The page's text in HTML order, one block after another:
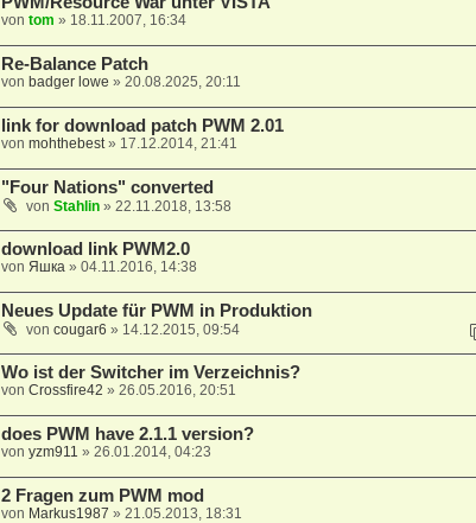
von tom » 18.11.2007, 16:34
Re-Balance Patch
von badger lowe » 20.08.2025, 20:11
link for download patch PWM 2.01
von mohthebest» 17.12.2014, 21:41
"Four Nations" converted
von Stahlin» 22.11.2018, 13:58
download link PWM2.0
von Яшка» 04.11.2016, 14:38
Neues Update für PWM in Produktion
von cougar6 » 14.12.2015, 09:54
Wo ist der Switcher im Verzeichnis?
von Crossfire42 » 26.05.2016, 20:51
does PWM have 2.1.1 version?
von yzm911 » 26.01.2014, 04:23
2 Fragen zum PWM mod
von Markus1987 » 21.05.2013, 18:31